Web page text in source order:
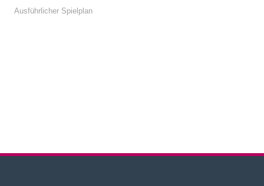
Ausführlicher Spielplan